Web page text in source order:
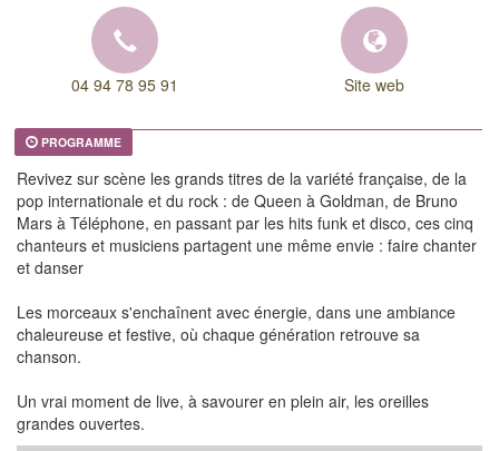
04 94 78 95 91 Site web
PROGRAMME
Revivez sur scène les grands titres de la variété française, de la
pop internationale et du rock : de Queen à Goldman, de Bruno
Mars à Téléphone, en passant par les hits funk et disco, ces cinq
chanteurs et musiciens partagent une même envie : faire chanter
et danser
Les morceaux s'enchaînent avec énergie, dans une ambiance
chaleureuse et festive, où chaque génération retrouve sa
chanson.
Un vrai moment de live, à savourer en plein air, les oreilles
grandes ouvertes.